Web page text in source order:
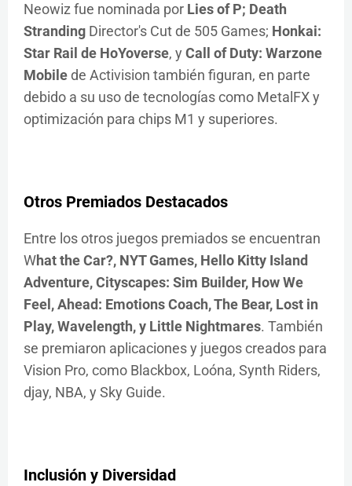
Neowiz fue nominada por Lies of P; Death
Stranding Director's Cut de 505 Games; Honkai:
Star Rail de HoYoverse, y Call of Duty: Warzone
Mobilede Activision también figuran, en parte
debido a su uso de tecnologías como MetalFX y
optimización para chips M1 y superiores.
Otros Premiados Destacados
Entre los otros juegos premiados se encuentran
What the Car?, NYT Games, Hello Kitty Island
Adventure, Cityscapes: Sim Builder, How We
Feel, Ahead: Emotions Coach, The Bear, Lost in
Play, Wavelength, y Little Nightmares. También
se premiaron aplicaciones y juegos creados para
Vision Pro, como Blackbox, Loóna, Synth Riders,
djay, NBA, y Sky Guide.
Inclusión y Diversidad